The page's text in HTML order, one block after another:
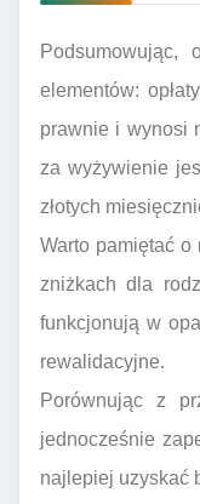
Podsumowując,
elementów:
prawnie i wynosi
za wyżywienie
złotych
Warto pamiętać o
zniżkach dla
funkcjonują w
rewalidacyjne.
Porównując z
jednocześnie
najlepiej uzyskać